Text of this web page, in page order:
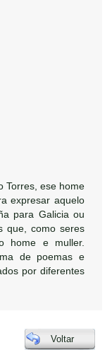
Torres, ese home
expresar aquelo
para Galicia ou
que, como seres
home e muller.
de poemas e
por diferentes
Voltar